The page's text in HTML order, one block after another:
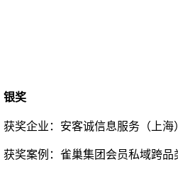
银奖
获奖企业：安客诚信息服务（上海
获奖案例：雀巢集团会员私域跨品